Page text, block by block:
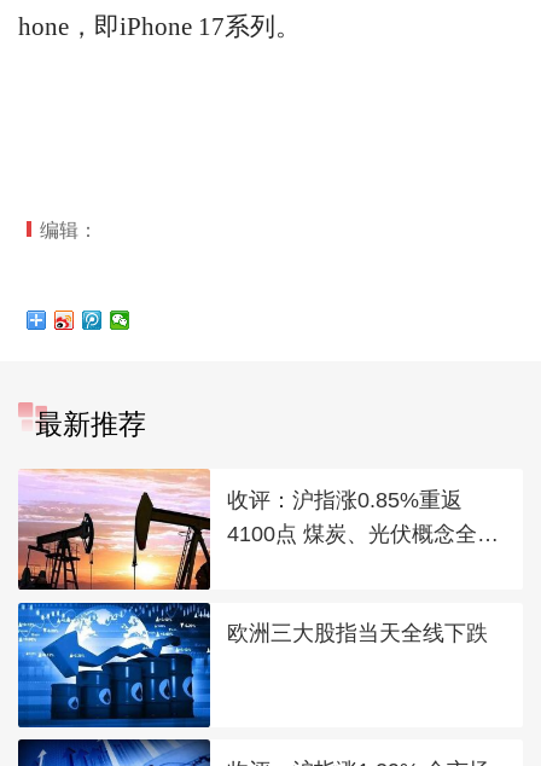
hone，即iPhone 17系列。
编辑：
最新推荐
收评：沪指涨0.85%重返
4100点 煤炭、光伏概念全线
欧洲三大股指当天全线下跌